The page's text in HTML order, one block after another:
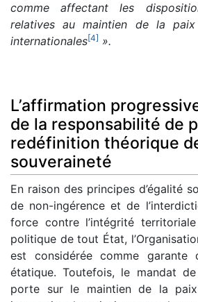
comme affectant les
relatives au maintien de la
internationales[4] ».
L’affirmation
de la responsabilité de
redéfinition théorique
souveraineté
En raison des principes d’égalité
de non-ingérence et de
force contre l’intégrité territoriale
politique de tout État,
est considérée comme garante
étatique. Toutefois, le mandat
porte sur le maintien de la